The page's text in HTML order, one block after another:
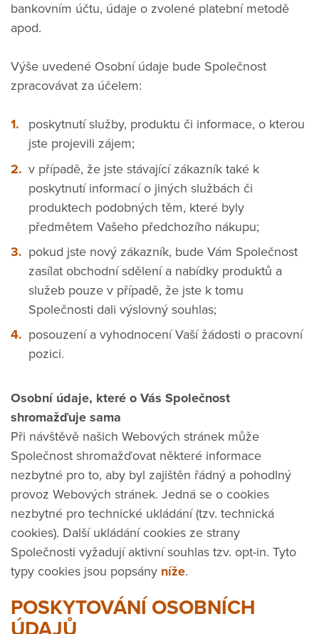
bankovním účtu, údaje o zvolené platební metodě
apod.
Výše uvedené Osobní údaje bude Společnost
zpracovávat za účelem:
poskytnutí služby, produktu či informace, o kterou
jste projevili zájem;
v případě, že jste stávající zákazník také k
poskytnutí informací o jiných službách či
produktech podobných těm, které byly
předmětem Vašeho předchozího nákupu;
pokud jste nový zákazník, bude Vám Společnost
zasílat obchodní sdělení a nabídky produktů a
služeb pouze v případě, že jste k tomu
Společnosti dali výslovný souhlas;
posouzení a vyhodnocení Vaší žádosti o pracovní
pozici.
Osobní údaje, které o Vás Společnost
shromažďuje sama
Při návštěvě našich Webových stránek může
Společnost shromažďovat některé informace
nezbytné pro to, aby byl zajištěn řádný a pohodlný
provoz Webových stránek. Jedná se o cookies
nezbytné pro technické ukládání (tzv. technická
cookies). Další ukládání cookies ze strany
Společnosti vyžadují aktivní souhlas tzv. opt-in. Tyto
typy cookies jsou popsány níže.
POSKYTOVÁNÍ OSOBNÍCH